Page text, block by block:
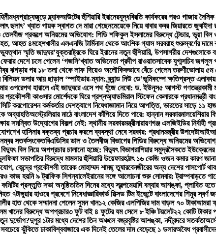
মধ্যপ্রাচ্যজুড়ে ব্ল্যাকআউটের হুঁশিয়ারি ইরানেরযুদ্ধবিরতি কার্যকরের পরও গাজায়
ছলাৎ’ খ্যাত গায়ক স্বাগত দে মারা গেছেনমেয়েকে নিয়ে বাবার কবর জিয়ারতে জুবাইদা
প্রকল্পে অনিয়মের অভিযোগ: পিডি শফিকুল ইসলামের বিরুদ্ধে টেন্ডার, ভুয়া বিল
আহত ৪মহেশখালীর এলএনজি টার্মিনাল থেকে আংশিক গ্যাস সরবরাহ শুরুস্বর্ণের
স্মৃতি জাদুঘর’যুক্তরাষ্ট্রকে ঘিরে ইরানের নতুন হুঁশিয়ারি, উপসাগরীয় দেশগুলোকে
ফেরার দেশে চলে গেলেন ‘গজনি’খ্যাত অভিনেতা প্রদীপ রাওয়াতসাবেক যুগ্মসচিব জগলুল
ঝগড়ার পর ১৮ তলা থেকে লাফ দিয়েও অলৌকিকভাবে বেঁচে গেলেন তরুণীভোলায় ৫ম
বিলিয়ন ডলার আয় ছাড়াল ‘স্পাইডার-ম্যান: ব্র্যান্ড নিউ ডে’ভূমিকম্পে ক্ষতিগ্রস্ত
ওপরেপথ হারালে এই জাদুঘরে এসে পথ খুঁজে নেবো: ড. ইউনূস৫ আগস্ট গণতন্ত্রকামী
কাওসার মোর্শেদকে ঘিরে প্রশ্নঅ্যাডমিরাল স্টিফেন কেলারকে প্রধানমন্ত্রী
করপোরেশন কর্মকর্তার দেশত্যাগে নিষেধাজ্ঞামান নিয়ে আপত্তি, ভারতের সাড়ে ১১
অব্যাহতিঅস্ট্রেলিয়ার মাঠে বাংলাদেশ কাঁপিয়ে দিতে পারে: হান্নান সরকারমালয়েশিয়ার
সমন্বিত উদ্যোগের বিকল্প নেই: স্থানীয় সরকারমন্ত্রীনারায়ণগঞ্জ এলজিইডির নির্বাহী
শেখ হাসিনার বক্তব্য প্রচার করলে ব্যবস্থা নেবে সরকার: প্রধানমন্ত্রীর উপদেষ্টা
সতর্কসংকেতবিএডিসির ডাল ও তৈলবীজ বিভাগের পিডির বিরুদ্ধে অনিয়মের
বিল নিয়ে অপপ্রচার চালানো হচ্ছে: বিদ্যুৎ বিভাগরাশিয়ার সমুদ্রসৈকতে
ফিফা সভাপতির বিরুদ্ধে মামলার হুঁশিয়ারি উয়েফারহঠাৎ ১৬ কেজি ওজন কমার কারণ
কেন্দ্রে প্রকৌশলী তারেক মোহাম্মদ শামছ্ তুষারবেনজীরের অন্য দেশের পাসপোর্ট
কাজ হয়নি ৯ ট্রাফিক সিগন্যালেইরানের সঙ্গে আলোচনা শুরু সোমবার: ট্রাম্পবাড়তে
কমিটির প্রস্তুতি সভা অনুষ্ঠিততিন দিনের মধ্যে স্বল্পমেয়াদি বন্যার আশঙ্কা, প্লাবিত
৭টাঙ্গুয়ার হাওরে প্রবেশে নিষেধাজ্ঞারিকার্ভ মিক্সড টিম ইভেন্টে বাংলাদেশের শিমুর স্বর্ণ
হাত থেকে সম্মাননা পেলেন সুমন খান১২ কেজির এলপিজির দাম বাড়ল ৭০ টাকাআমরা
খানের বিরুদ্ধে অপপ্রচার৩ ফুট বাই ৪ ফুটের যম সেলে ৮ ইঞ্চি টয়লেট২২ কোটি টাকার
দুর্ভোগ?দুপুর ১টার মধ্যে দেশের তিন অঞ্চলে বজ্রবৃষ্টির আশঙ্কা, নদীবন্দরে সতর্কতা
ঝুঁকিতে ঢাকাবিশ্ববাজারে এক দিনেই তেলের দাম বেড়েছে ১ ডলারঅবৈধ